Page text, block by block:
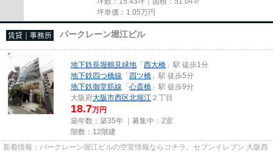
坪単価： 1.05万円
賃貸｜事務所 パークレーン堀江ビル
地下鉄長堀鶴見緑地 「西大橋 」駅 徒歩1分
地下鉄四つ橋線 「四ツ橋 」駅 徒歩5分
地下鉄御堂筋線 「心斎橋 」駅 徒歩9分
大阪府大阪市西区北堀江 ２丁目
18.7万円
築年数：築35年 ｜募集中： 2室
階数：12階建
新着情報：パークレーン堀江ビルの空室情報ならコチラ。セブンイレブン 大阪西